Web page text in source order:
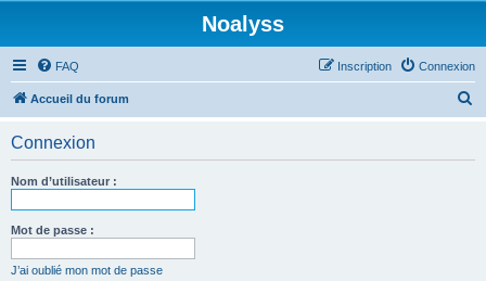
Noalyss
FAQ Connexion
Inscription
Accueil du forum
Connexion
Nom d’utilisateur :
Mot de passe :
J’ai oublié mon mot de passe